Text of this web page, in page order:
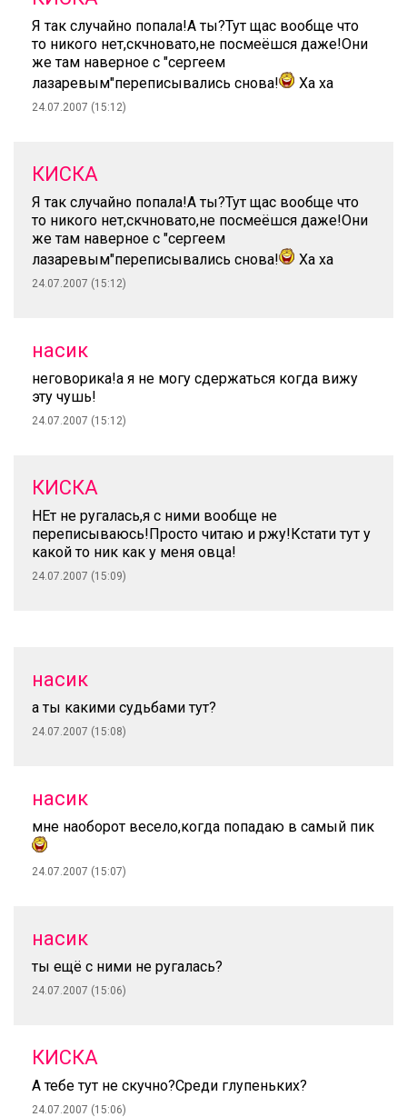
Я так случайно попала!А ты?Тут щас вообще что
то никого нет,скчновато,не посмеёшся даже!Они
же там наверное с "сергеем
лазаревым"переписывались снова!
Ха ха
24.07.2007 (15:12)
КИСКА
Я так случайно попала!А ты?Тут щас вообще что
то никого нет,скчновато,не посмеёшся даже!Они
же там наверное с "сергеем
лазаревым"переписывались снова!
Ха ха
24.07.2007 (15:12)
насик
неговорика!а я не могу сдержаться когда вижу
эту чушь!
24.07.2007 (15:12)
КИСКА
НЕт не ругалась,я с ними вообще не
переписываюсь!Просто читаю и ржу!Кстати тут у
какой то ник как у меня овца!
24.07.2007 (15:09)
насик
а ты какими судьбами тут?
24.07.2007 (15:08)
насик
мне наоборот весело,когда попадаю в самый пик
24.07.2007 (15:07)
насик
ты ещё с ними не ругалась?
24.07.2007 (15:06)
КИСКА
А тебе тут не скучно?Среди глупеньких?
24.07.2007 (15:06)